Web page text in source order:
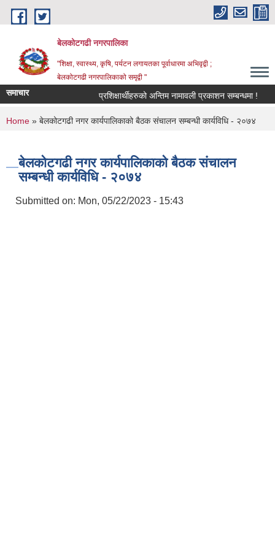
Skip to main content
बेलकोटगढी नगरपालिका
"शिक्षा, स्वास्थ्य, कृषि, पर्यटन लगायतका पूर्वाधारमा अभिवृद्वी ;
बेलकोटगढी नगरपालिकाको समृद्वी "
समाचार प्रशिक्षार्थीहरुको अन्तिम नामावली प्रकाशन सम्बन्धमा !
You are here
Home » बेलकोटगढी नगर कार्यपालिकाको बैठक संचालन सम्बन्धी कार्यविधि - २०७४
बेलकोटगढी नगर कार्यपालिकाको बैठक संचालन
सम्बन्धी कार्यविधि - २०७४
Submitted on: Mon, 05/22/2023 - 15:43